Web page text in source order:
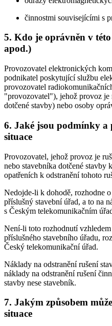
činnostmi souvisejícími s
5. Kdo je oprávněn v
apod.)
Provozovatel elektronických
podnikatel poskytující službu
provozovatel
"provozovatel"), jehož provoz
dotčené stavby) nebo osoby
6. Jaké jsou podmínky a
situace
Provozovatel, jehož provoz je
nebo stavebníka dotčené stavby
opatřeních k odstranění tohoto
Nedojde-li k dohodě, rozhodne
příslušný stavební úřad, a to na
s Českým telekomunikačním
Není-li toto rozhodnutí
příslušného stavebního úřadu,
Český telekomunikační úřad.
Náklady na odstranění rušení
náklady na odstranění rušení
stavby nese stavebník.
7. Jakým způsobem
situace